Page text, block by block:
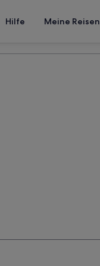
Hilfe Meine Reisen